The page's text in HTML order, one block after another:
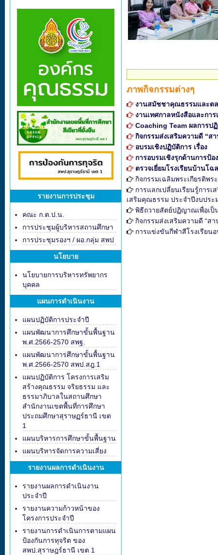
รายงานการประชุม
คณะ ก.ต.ป.น.
การประชุมผู้บริหารสถานศึกษา
การประชุมรองฯ / ผอ.กลุ่ม สพป
นโยบาย
นโยบายการบริหารทรัพยากร
บุคคล
แผนการดำเนินงาน
แผนปฏิบัติการประจำปี
แผนพัฒนาการศึกษาขั้นพื้นฐาน
พ.ศ.2566-2570 สพฐ.
แผนพัฒนาการศึกษาขั้นพื้นฐาน
พ.ศ.2566-2570 สพป.สฎ.1
แผนปฏิบัติการ โครงการเสริม
สร้างคุณธรรม จริยธรรม และ
ธรรมาภิบาลในสถานศึกษา
สำนักงานเขตพื้นที่การศึกษา
ประถมศึกษาสุราษฏร์ธานี เขต
1
แผนบริหารการศึกษาขั้นพื้นฐาน
แผนบริหารจัดการความเสี่ยง
รายงานผลการดำเนินงาน
รายงานผลการดำเนินงาน
ประจำปี
รายงานความก้าวหน้าของ
โครงการประจำปี
รายงานการดำเนินการตามแผน
ป้องกันการทุจริต ของ
สพป.สุราษฎร์ธานี เขต 1
ภาพกิจกรรมต่างๆ
งานสมัชชาคุณธรรมและต
งานเทศกาลหนังสือและกา
Coaching Team ผลการป
กิจกรรมส่งเสริมความดี “ส
อบรมเชิงปฏิบัติการ เรื่อง
การอบรมเชิงรุกด้านการป้
ตรวจเยี่ยมโรงเรียนบ้านโฉ
กิจกรรมเฉลิมพระเกียรติพ
การแลกเปลี่ยนเรียนรู้การ
เสริมคุณธรรม ประจำปีงบปร
พิธีถวายสัตย์ปฏิญาณเพื่อเ
กิจกรรมส่งเสริมความดี “ส
การแข่งขันกีฬาสีโรงเรียน